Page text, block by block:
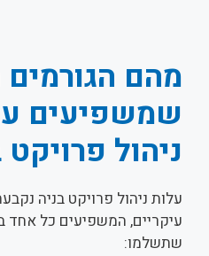
מהם הגורמים
שמשפיעים
ניהול פרויקט
עלות ניהול פרויקט בניה
עיקריים, המשפיעים כל אחד
שתשלמו: